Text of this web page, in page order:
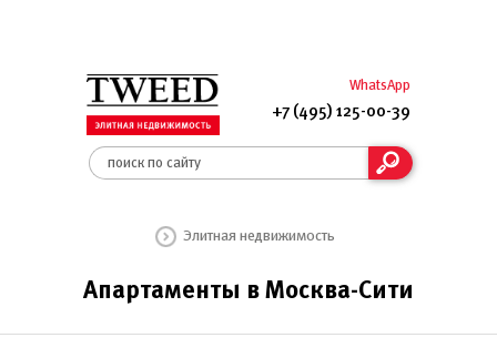
WhatsApp
+7 (495) 125-00-39
Элитная недвижимость
Апартаменты в Москва-Сити